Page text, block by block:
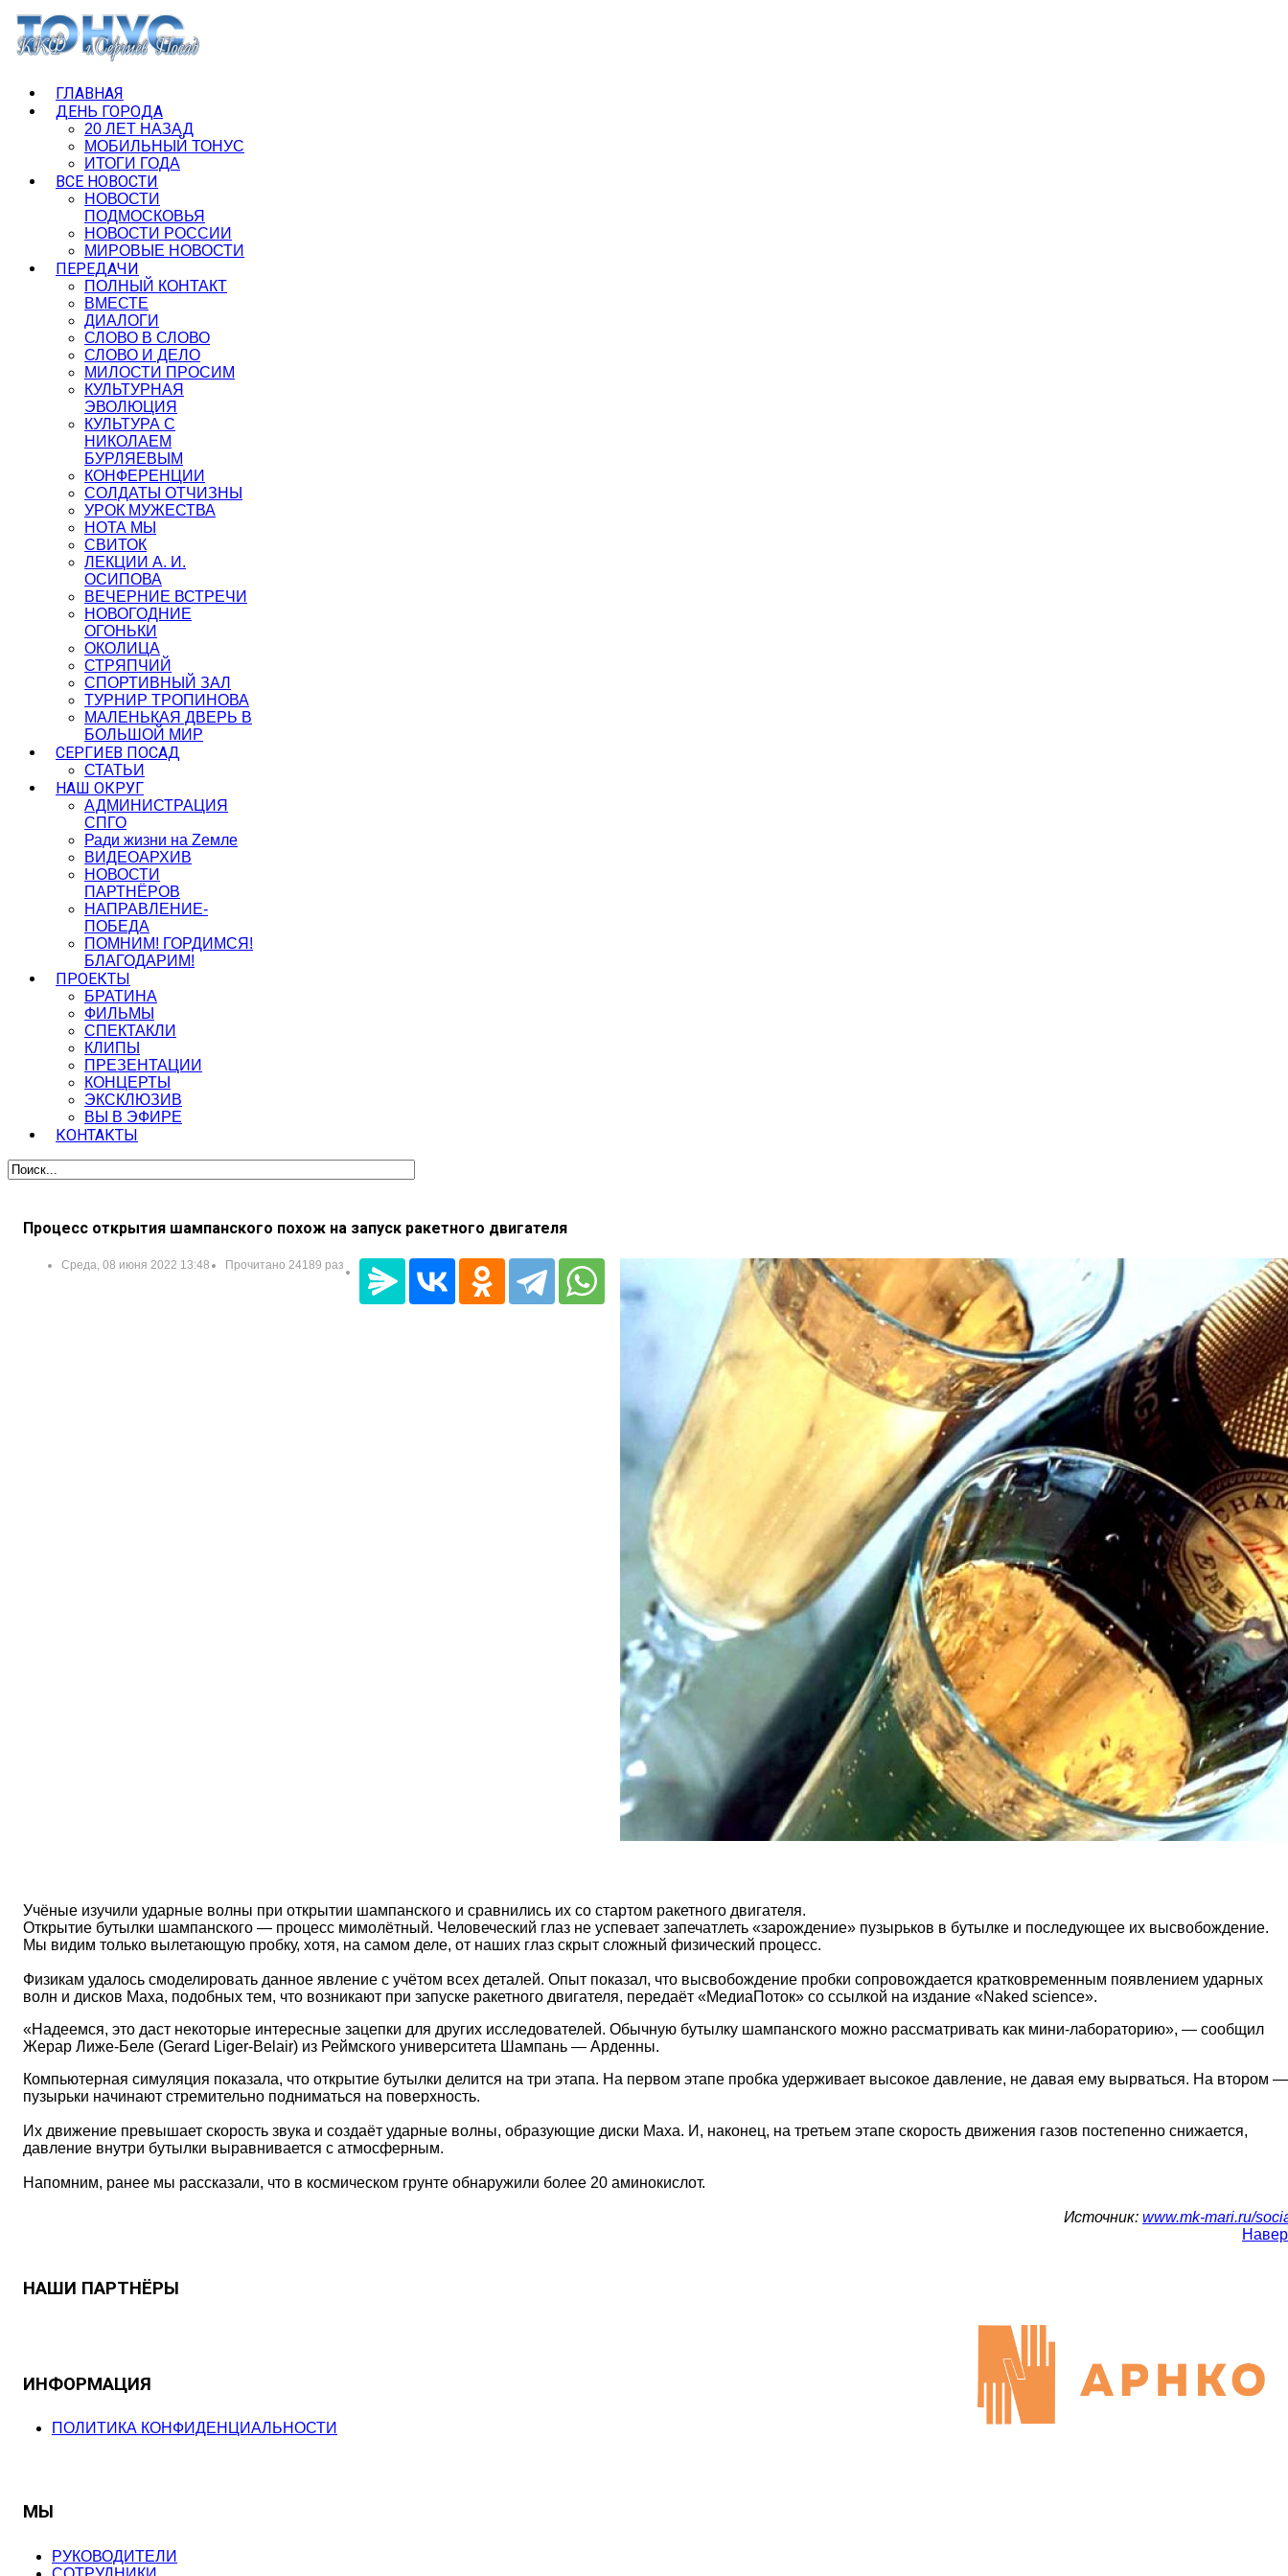
ГЛАВНАЯ
ДЕНЬ ГОРОДА
20 ЛЕТ НАЗАД
МОБИЛЬНЫЙ ТОНУС
ИТОГИ ГОДА
ВСЕ НОВОСТИ
НОВОСТИ
ПОДМОСКОВЬЯ
НОВОСТИ РОССИИ
МИРОВЫЕ НОВОСТИ
ПЕРЕДАЧИ
ПОЛНЫЙ КОНТАКТ
ВМЕСТЕ
ДИАЛОГИ
СЛОВО В СЛОВО
СЛОВО И ДЕЛО
МИЛОСТИ ПРОСИМ
КУЛЬТУРНАЯ
ЭВОЛЮЦИЯ
КУЛЬТУРА С
НИКОЛАЕМ
БУРЛЯЕВЫМ
КОНФЕРЕНЦИИ
СОЛДАТЫ ОТЧИЗНЫ
УРОК МУЖЕСТВА
НОТА МЫ
СВИТОК
ЛЕКЦИИ А. И.
ОСИПОВА
ВЕЧЕРНИЕ ВСТРЕЧИ
НОВОГОДНИЕ
ОГОНЬКИ
ОКОЛИЦА
СТРЯПЧИЙ
СПОРТИВНЫЙ ЗАЛ
ТУРНИР ТРОПИНОВА
МАЛЕНЬКАЯ ДВЕРЬ В
БОЛЬШОЙ МИР
СЕРГИЕВ ПОСАД
СТАТЬИ
НАШ ОКРУГ
АДМИНИСТРАЦИЯ
СПГО
Ради жизни на Zемле
ВИДЕОАРХИВ
НОВОСТИ
ПАРТНЁРОВ
НАПРАВЛЕНИЕ-
ПОБЕДА
ПОМНИМ! ГОРДИМСЯ!
БЛАГОДАРИМ!
ПРОЕКТЫ
БРАТИНА
ФИЛЬМЫ
СПЕКТАКЛИ
КЛИПЫ
ПРЕЗЕНТАЦИИ
КОНЦЕРТЫ
ЭКСКЛЮЗИВ
ВЫ В ЭФИРЕ
КОНТАКТЫ
Процесс открытия шампанского похож на запуск ракетного двигателя
Среда, 08 июня 2022 13:48 Прочитано 24189 раз
Учёные изучили ударные волны при открытии шампанского и сравнились их со стартом ракетного двигателя.
Открытие бутылки шампанского — процесс мимолётный. Человеческий глаз не успевает запечатлеть «зарождение» пузырьков в бутылке и последующее их высвобождение.
Мы видим только вылетающую пробку, хотя, на самом деле, от наших глаз скрыт сложный физический процесс.
Физикам удалось смоделировать данное явление с учётом всех деталей. Опыт показал, что высвобождение пробки сопровождается кратковременным появлением ударных
волн и дисков Маха, подобных тем, что возникают при запуске ракетного двигателя, передаёт «МедиаПоток» со ссылкой на издание «Naked science».
«Надеемся, это даст некоторые интересные зацепки для других исследователей. Обычную бутылку шампанского можно рассматривать как мини-лабораторию», — сообщил
Жерар Лиже-Беле (Gerard Liger-Belair) из Реймского университета Шампань — Арденны.
Компьютерная симуляция показала, что открытие бутылки делится на три этапа. На первом этапе пробка удерживает высокое давление, не давая ему вырваться. На втором —
пузырьки начинают стремительно подниматься на поверхность.
Их движение превышает скорость звука и создаёт ударные волны, образующие диски Маха. И, наконец, на третьем этапе скорость движения газов постепенно снижается,
давление внутри бутылки выравнивается с атмосферным.
Напомним, ранее мы рассказали, что в космическом грунте обнаружили более 20 аминокислот.
Источник: www.mk-mari.ru/
НАШИ ПАРТНЁРЫ
ИНФОРМАЦИЯ
ПОЛИТИКА КОНФИДЕНЦИАЛЬНОСТИ
МЫ
РУКОВОДИТЕЛИ